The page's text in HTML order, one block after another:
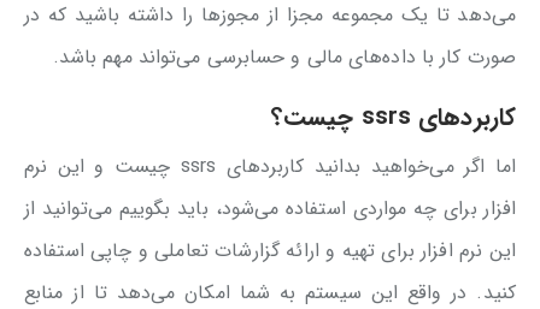
می‌دهد تا یک مجموعه مجزا از مجوزها را داشته باشید که در
صورت کار با داده‌های مالی و حسابرسی می‌تواند مهم باشد.
کاربردهای ssrs چیست؟
اما اگر می‌خواهید بدانید کاربردهای ssrs چیست و این نرم
افزار برای چه مواردی استفاده می‌شود، باید بگوییم می‌توانید از
این نرم افزار برای تهیه و ارائه گزارشات تعاملی و چاپی استفاده
کنید. در واقع این سیستم به شما امکان می‌دهد تا از منابع